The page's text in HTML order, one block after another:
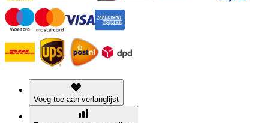
Voeg toe aan verlanglijst